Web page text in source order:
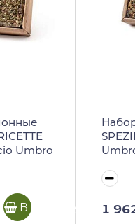
Umbro
В корзину 1